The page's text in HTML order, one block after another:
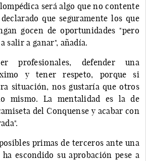
será algo que no contente
que seguramente los que
gocen de oportunidades "pero
salir a ganar", añadía.
profesionales, defender una
y tener respeto, porque si
situación, nos gustaría que otros
mismo. La mentalidad es la de
del Conquense y acabar con
primas de terceros ante una
escondido su aprobación pese a